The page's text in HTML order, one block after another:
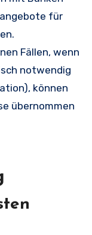
für
Fällen, wenn
notwendig
können
übernommen